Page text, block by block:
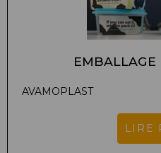
EMBALLAGE
AVAMOPLAST
LIRE